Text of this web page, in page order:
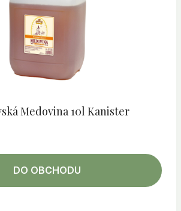
Medovina 10l Kanister
DO OBCHODU